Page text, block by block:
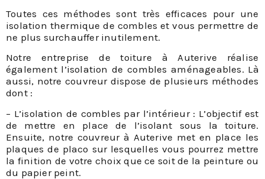
Toutes ces méthodes sont très efficaces pour une
isolation thermique de combles et vous permettre de
ne plus surchauffer inutilement.
Notre entreprise de toiture à Auterive réalise
également l’isolation de combles aménageables. Là
aussi, notre couvreur dispose de plusieurs méthodes
dont :
– L’isolation de combles par l’intérieur : L’objectif est
de mettre en place de l’isolant sous la toiture.
Ensuite, notre couvreur à Auterive met en place les
plaques de placo sur lesquelles vous pourrez mettre
la finition de votre choix que ce soit de la peinture ou
du papier peint.